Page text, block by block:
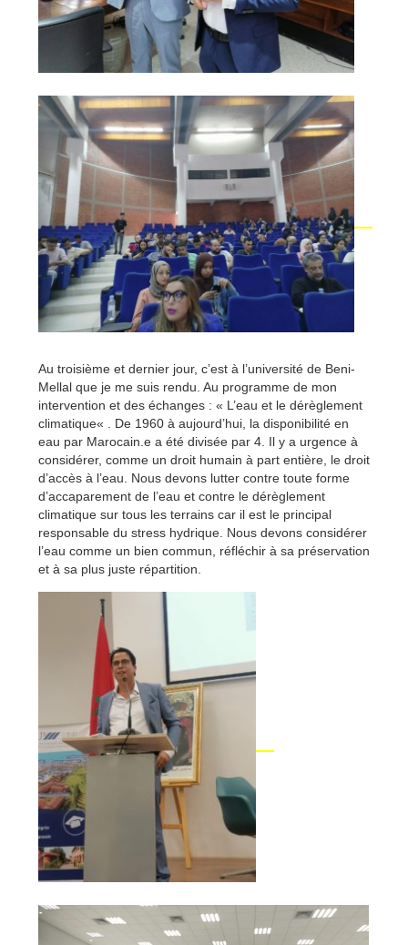
Au troisième et dernier jour, c’est à l’université de Beni-
Mellal que je me suis rendu. Au programme de mon
intervention et des échanges : « L’eau et le dérèglement
climatique« . De 1960 à aujourd’hui, la disponibilité en
eau par Marocain.e a été divisée par 4. Il y a urgence à
considérer, comme un droit humain à part entière, le droit
d’accès à l’eau. Nous devons lutter contre toute forme
d’accaparement de l’eau et contre le dérèglement
climatique sur tous les terrains car il est le principal
responsable du stress hydrique. Nous devons considérer
l’eau comme un bien commun, réfléchir à sa préservation
et à sa plus juste répartition.